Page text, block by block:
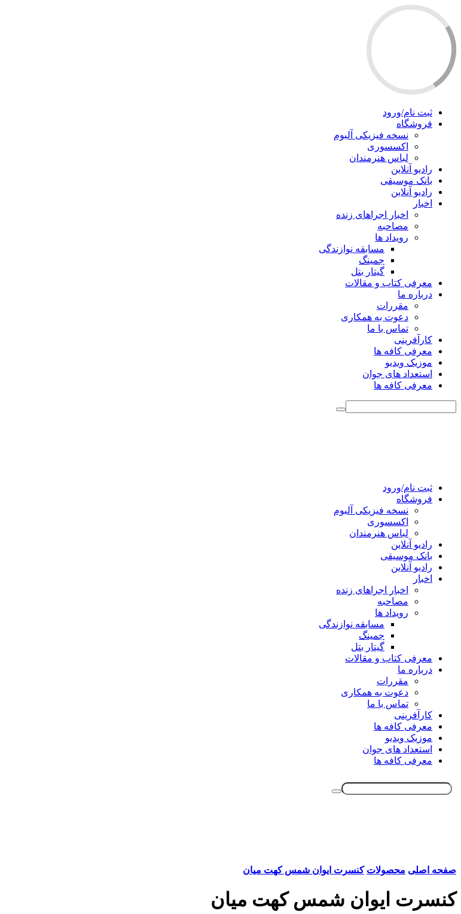
ثبت نام/ورود
فروشگاه
نسخه فیزیکی آلبوم
اکسسوری
لباس هنرمندان
رادیو آنلاین
بانک موسیقی
رادیو آنلاین
اخبار
اخبار اجراهای زنده
مصاحبه
رویداد ها
مسابقه نوازندگی
جمینگ
گیتار بتل
معرفی کتاب و مقالات
درباره ما
مقررات
دعوت به همکاری
تماس با ما
کارآفرینی
معرفی کافه ها
موزیک ویدیو
استعداد های جوان
معرفی کافه ها
ثبت نام/ورود
فروشگاه
نسخه فیزیکی آلبوم
اکسسوری
لباس هنرمندان
رادیو آنلاین
بانک موسیقی
رادیو آنلاین
اخبار
اخبار اجراهای زنده
مصاحبه
رویداد ها
مسابقه نوازندگی
جمینگ
گیتار بتل
معرفی کتاب و مقالات
درباره ما
مقررات
دعوت به همکاری
تماس با ما
کارآفرینی
معرفی کافه ها
موزیک ویدیو
استعداد های جوان
معرفی کافه ها
صفحه اصلی محصولات کنسرت ایوان شمس کهت میان
کنسرت ایوان شمس کهت میان